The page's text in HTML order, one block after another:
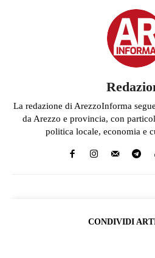
La redazione di ArezzoInforma
da Arezzo e provincia, con
politica locale, economia e
CONDIVIDI